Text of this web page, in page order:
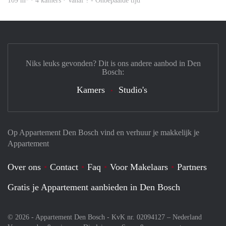
Op Appartement Den Bosch vind en verhuur je makkelijk je
Appartement
Over ons Contact Faq Voor Makelaars
Partners
Gratis je Appartement aanbieden in Den Bosch
© 2026 - Appartement Den Bosch - KvK nr. 02094127 – Nederland
Niks leuks gevonden? Dit is ons andere aanbod in Den
Bosch:
Kamers Studio's